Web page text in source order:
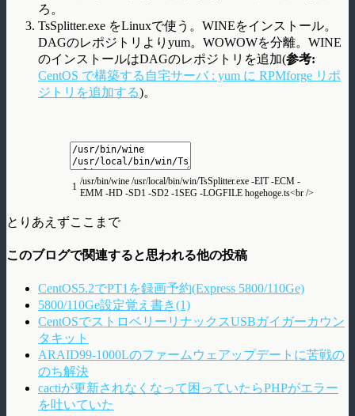
ろ。
TsSplitter.exe をLinuxで使う。WINEをインストール。
DAGのレポジトリよりyum。WOWOWを分離。WINE
のインストールはDAGのレポジトリを追加(参考:
CentOS で構築する自宅サーバ : yum に RPMforge リポ
ジトリを追加する)。
1 /usr/bin/wine /usr/local/bin/win/TsSplitter.exe -EIT -ECM -
EMM -HD -SD1 -SD2 -1SEG -LOGFILE hogehoge.ts<br />
とりあえずここまで
このブログで関連すると思われる他の投稿
CentOS5.2でPT1を録画予約(Express 5800/110Ge)
5800/110Ge設定覚え書き(1)
CentOSでストロベリーリナックスUSBガイガーカウン
タキット
ARAID99-1000Lのファームウェアップデートに苦戦の
のち解決
cactiが更新されなくなって困っていたらPHPがエラー
を吐いていた